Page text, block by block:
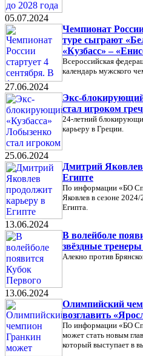
05.07.2024
Чемпионат
туре сыграют
«Кузбасс» –
Всероссийская
календарь мужского
27.06.2024
Экс-
стал игроком
24-летний
карьеру в Греции.
25.06.2024
Дмитрий
Египте
По информации «БО
Яковлев в сезоне
Египта.
13.06.2024
В волейболе
звёздные
Алекно против
13.06.2024
Олимпийский
возглавить
По информации «БО
может стать новым
который выступает в